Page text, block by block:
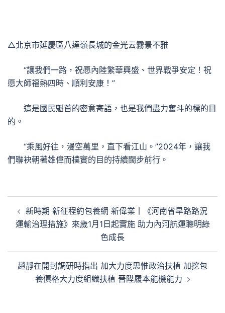
△北京市延慶區八達嶺長城的金光云霧景不雅
“讓我們一路，祝愿內陸繁華興盛、世界戰爭安定！祝
愿大師福熱四時、順利安康！”
這是國民魁首的密意寄語，也是我們盡力奮斗的標的目
的。
“乘風好往，漫空萬里，直下看江山。”2024年，讓我
們聯袂朝著雄偉而樸實的目的持續闊步前行。
章
導
新時期 新征程約包養網 新偉業丨《河南省旱路路況
運輸治理措施》來歲1月1日起實施 助力內河航運聰明綠
色成長
趙靜在開封調研時指出 加大力度思惟政治扶植 加挖包
養價格大力度組織扶植 晉陞履本能機能力